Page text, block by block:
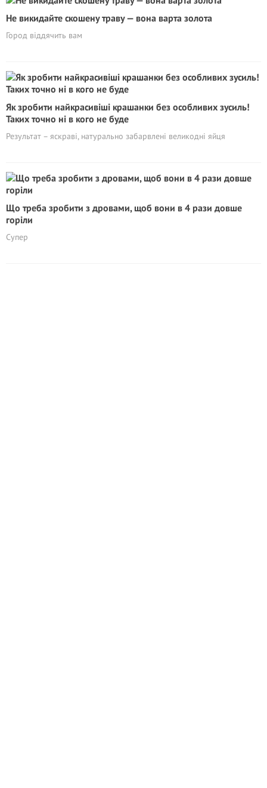
Не викидайте скошену траву — вона варта золота
Город віддячить вам
Як зробити найкрасивіші крашанки без особливих зусиль!
Таких точно ні в кого не буде
Результат – яскраві, натурально забарвлені великодні яйця
Що треба зробити з дровами, щоб вони в 4 рази довше
горіли
Супер